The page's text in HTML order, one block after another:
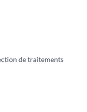
de traitements